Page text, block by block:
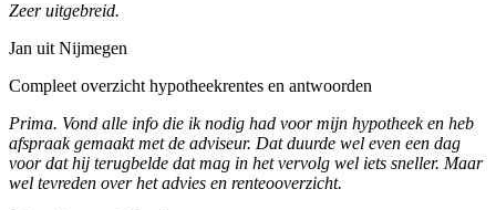
Zeer uitgebreid.
Jan uit Nijmegen
Compleet overzicht hypotheekrentes en antwoorden
Prima. Vond alle info die ik nodig had voor mijn hypotheek en heb
afspraak gemaakt met de adviseur. Dat duurde wel even een dag
voor dat hij terugbelde dat mag in het vervolg wel iets sneller. Maar
wel tevreden over het advies en renteooverzicht.